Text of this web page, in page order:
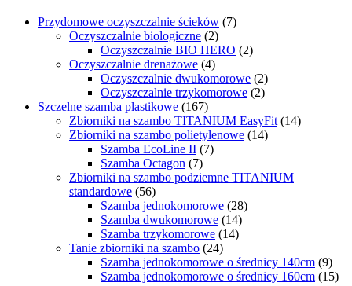
Przydomowe oczyszczalnie ścieków (7)
Oczyszczalnie biologiczne (2)
Oczyszczalnie BIO HERO (2)
Oczyszczalnie drenażowe (4)
Oczyszczalnie dwukomorowe (2)
Oczyszczalnie trzykomorowe (2)
Szczelne szamba plastikowe (167)
Zbiorniki na szambo TITANIUM EasyFit (14)
Zbiorniki na szambo polietylenowe (14)
Szamba EcoLine II (7)
Szamba Octagon (7)
Zbiorniki na szambo podziemne TITANIUM
standardowe (56)
Szamba jednokomorowe (28)
Szamba dwukomorowe (14)
Szamba trzykomorowe (14)
Tanie zbiorniki na szambo (24)
Szamba jednokomorowe o średnicy 140cm (9)
Szamba jednokomorowe o średnicy 160cm (15)